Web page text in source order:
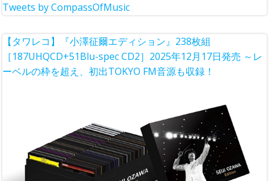
Tweets by CompassOfMusic
【タワレコ】『小澤征爾エディション』238枚組
［187UHQCD+51Blu-spec CD2］2025年12月17日発売 ～レ
ーベルの枠を超え、初出TOKYO FM音源も収録！